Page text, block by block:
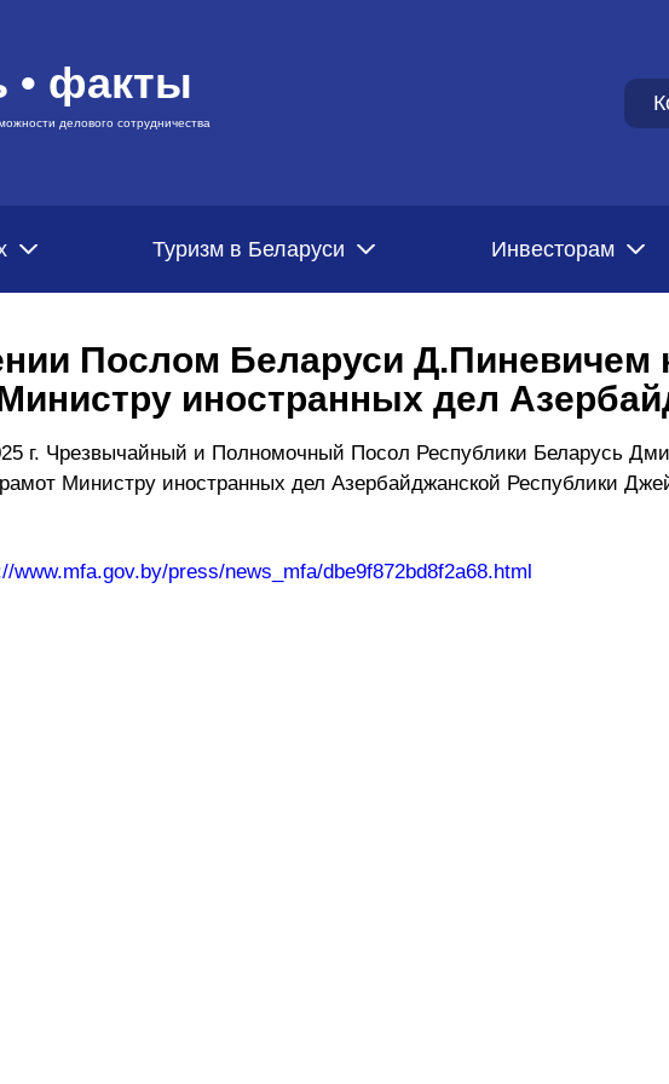
• факты
делового сотрудничества
Туризм в Беларуси Инвесторам
Послом Беларуси Д.Пиневичем
иностранных дел
г. Чрезвычайный и Полномочный Посол Республики Беларусь
Министру иностранных дел Азербайджанской Республики
www.mfa.gov.by/press/news_mfa/dbe9f872bd8f2a68.html